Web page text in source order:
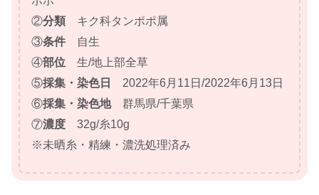
②分類 キク科タンポポ属
③条件 自生
④部位 生/地上部全草
⑤採集・染色日
2022年6月11日/2022年6月13日
⑥採集・染色地群馬県/千葉県
⑦濃度 32g/糸10g
※未晒糸・精練・濃洗処理済み